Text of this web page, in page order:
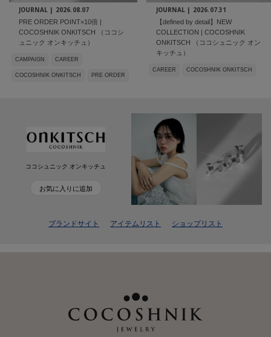
JOURNAL | 2026.08.07
PRE ORDER POINT×10倍 |
COCOSHNIK ONKITSCH （ココシ
ュニック オンキッチュ）
CAMPAIGN CAREER
COCOSHNIK ONKITSCH PRE ORDER
JOURNAL | 2026.07.31
【defined by detail】NEW
COLLECTION | COCOSHNIK
ONKITSCH （ココシュニック オン
キッチュ）
CAREER COCOSHNIK ONKITSCH
ココシュニック オンキッチュ
お気に入りに追加
ブランドサイト アイテムリスト ショップリスト